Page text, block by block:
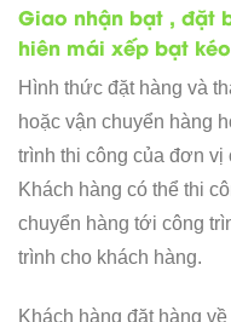
Giao nhận bạt , đặt
hiên mái xếp bạt
Hình thức đặt hàng và
hoặc vận chuyển hàng
trình thi công của đơn vị
Khách hàng có thể thi
chuyển hàng tới công
trình cho khách hàng.
Khách hàng đặt hàng